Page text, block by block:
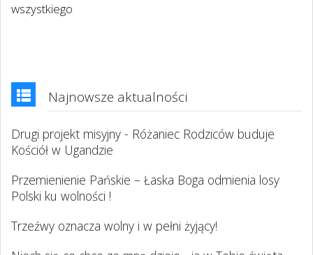
wszystkiego
Najnowsze aktualności
Drugi projekt misyjny - Różaniec Rodziców buduje
Kościół w Ugandzie
Przemienienie Pańskie – Łaska Boga odmienia losy
Polski ku wolności !
Trzeźwy oznacza wolny i w pełni żyjący!